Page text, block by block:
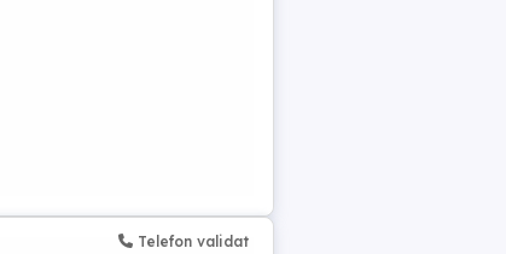
Telefon validat